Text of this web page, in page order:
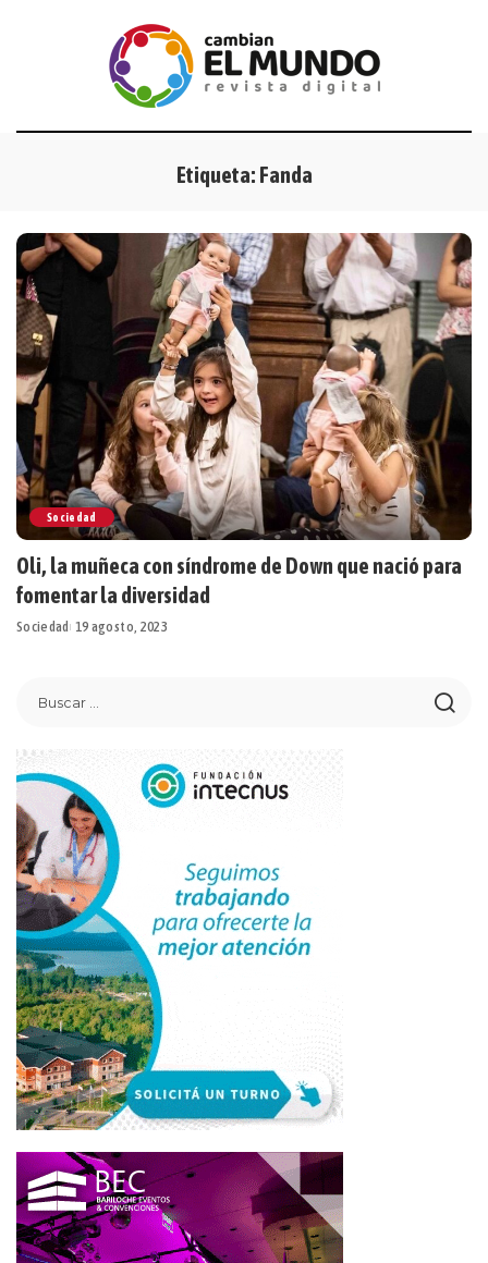
Etiqueta: Fanda
Sociedad
Oli, la muñeca con síndrome de Down que nació para
fomentar la diversidad
Sociedad 19 agosto, 2023